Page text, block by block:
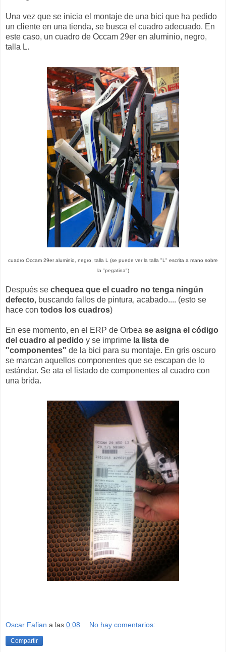
Una vez que se inicia el montaje de una bici que ha pedido
un cliente en una tienda, se busca el cuadro adecuado. En
este caso, un cuadro de Occam 29er en aluminio, negro,
talla L.
cuadro Occam 29er aluminio, negro, talla L (se puede ver la talla "L" escrita a mano sobre
la "pegatina")
Después se chequea que el cuadro no tenga ningún
defecto, buscando fallos de pintura, acabado.... (esto se
hace con todos los cuadros)
En ese momento, en el ERP de Orbea se asigna el código
del cuadro al pedido y se imprime la lista de
"componentes" de la bici para su montaje. En gris oscuro
se marcan aquellos componentes que se escapan de lo
estándar. Se ata el listado de componentes al cuadro con
una brida.
Oscar Fafian a las 0:08 No hay comentarios:
Compartir